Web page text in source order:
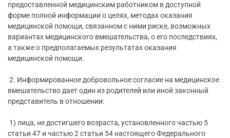
предоставленной медицинским работником в доступной
форме полной информации о целях, методах оказания
медицинской помощи, связанном с ними риске, возможных
вариантах медицинского вмешательства, о его последствиях,
а также о предполагаемых результатах оказания
медицинской помощи.
2. Информированное добровольное согласие на медицинское
вмешательство дает один из родителей или иной законный
представитель в отношении:
1) лица, не достигшего возраста, установленного частью 5
статьи 47 и частью 2 статьи 54 настоящего Федерального